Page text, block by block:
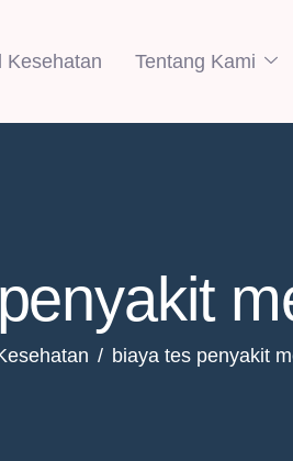
Kesehatan Tentang Kami
biaya tes penyakit